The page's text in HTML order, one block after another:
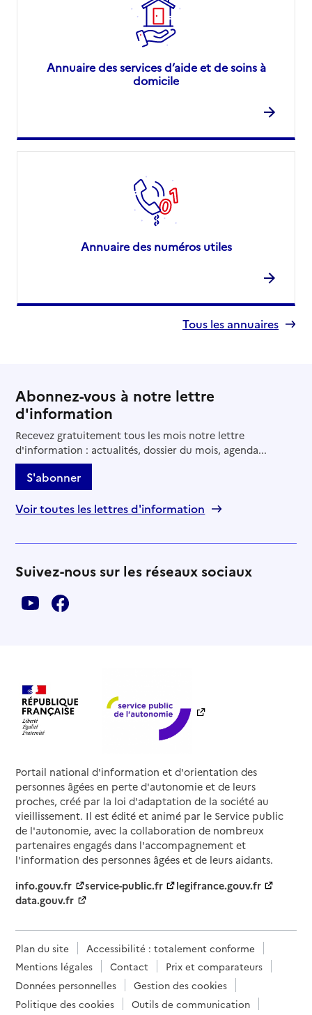
Annuaire des services d’aide et de soins à
domicile
Annuaire des numéros utiles
Tous les annuaires
Abonnez-vous à notre lettre
d'information
Recevez gratuitement tous les mois notre lettre
d'information : actualités, dossier du mois, agenda...
S'abonner
Voir toutes les lettres d'information
Suivez-nous sur les réseaux sociaux
Portail national d'information et d'orientation des
personnes âgées en perte d'autonomie et de leurs
proches, créé par la loi d'adaptation de la société au
vieillissement. Il est édité et animé par le Service public
de l'autonomie, avec la collaboration de nombreux
partenaires engagés dans l'accompagnement et
l'information des personnes âgées et de leurs aidants.
info.gouv.fr
service-public.fr
legifrance.gouv.fr
data.gouv.fr
Plan du site
Accessibilité : totalement conforme
Mentions légales
Contact
Prix et comparateurs
Données personnelles
Gestion des cookies
Politique des cookies
Outils de communication